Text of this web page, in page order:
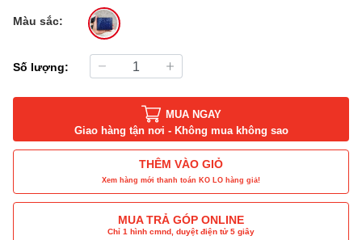
Màu sắc:
Số lượng:
MUA NGAY
Giao hàng tận nơi - Không mua không sao
THÊM VÀO GIỎ
Xem hàng mới thanh toán KO LO hàng giả!
MUA TRẢ GÓP ONLINE
Chỉ 1 hình cmnd, duyệt điện tử 5 giây